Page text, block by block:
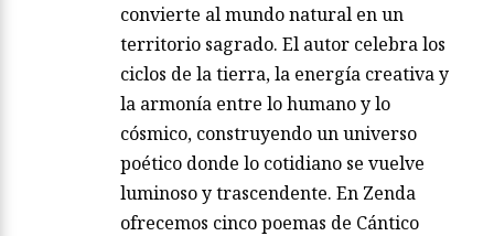
convierte al mundo natural en un
territorio sagrado. El autor celebra los
ciclos de la tierra, la energía creativa y
la armonía entre lo humano y lo
cósmico, construyendo un universo
poético donde lo cotidiano se vuelve
luminoso y trascendente. En Zenda
ofrecemos cinco poemas de Cántico